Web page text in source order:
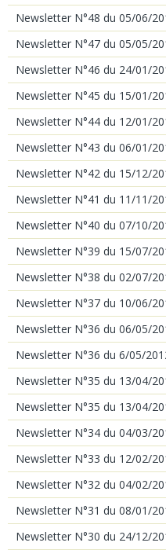
Newsletter N°48 du 05/06/
Newsletter N°47 du 05/05/
Newsletter N°46 du 24/01/
Newsletter N°45 du 15/01/
Newsletter N°44 du 12/01/
Newsletter N°43 du 06/01/
Newsletter N°42 du 15/12/
Newsletter N°41 du 11/11/
Newsletter N°40 du 07/10/
Newsletter N°39 du 15/07/
Newsletter N°38 du 02/07/
Newsletter N°37 du 10/06/
Newsletter N°36 du 06/05/
Newsletter N°36 du 6/05/
Newsletter N°35 du 13/04/
Newsletter N°35 du 13/04/
Newsletter N°34 du 04/03/
Newsletter N°33 du 12/02/
Newsletter N°32 du 04/02/
Newsletter N°31 du 08/01/
Newsletter N°30 du 24/12/